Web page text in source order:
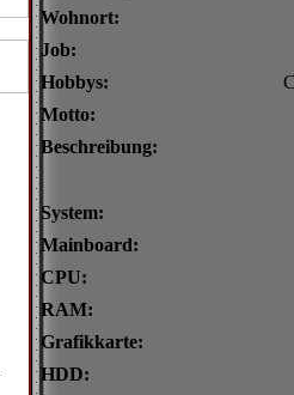
Wohnort:
Job:
Hobbys:
Motto:
Beschreibung:
System:
Mainboard:
CPU:
RAM:
Grafikkarte:
HDD: